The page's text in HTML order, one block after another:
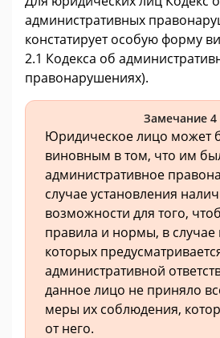
административных
констатирует особую форму
2.1 Кодекса об
правонарушениях).
Замечание 4
Юридическое лицо может
виновным в том, что им
административное
случае установления
возможности для того,
правила и нормы, в
которых
административной
данное лицо не приняло
меры их соблюдения,
от него.